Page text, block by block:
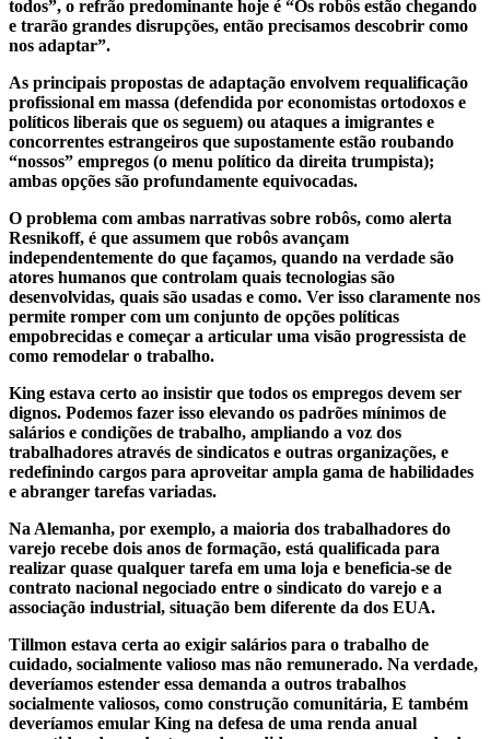
todos”, o refrão predominante hoje é “Os robôs estão chegando
e trarão grandes disrupções, então precisamos descobrir como
nos adaptar”.
As principais propostas de adaptação envolvem requalificação
profissional em massa (defendida por economistas ortodoxos e
políticos liberais que os seguem) ou ataques a imigrantes e
concorrentes estrangeiros que supostamente estão roubando
“nossos” empregos (o menu político da direita trumpista);
ambas opções são profundamente equivocadas.
O problema com ambas narrativas sobre robôs, como alerta
Resnikoff, é que assumem que robôs avançam
independentemente do que façamos, quando na verdade são
atores humanos que controlam quais tecnologias são
desenvolvidas, quais são usadas e como. Ver isso claramente nos
permite romper com um conjunto de opções políticas
empobrecidas e começar a articular uma visão progressista de
como remodelar o trabalho.
King estava certo ao insistir que todos os empregos devem ser
dignos. Podemos fazer isso elevando os padrões mínimos de
salários e condições de trabalho, ampliando a voz dos
trabalhadores através de sindicatos e outras organizações, e
redefinindo cargos para aproveitar ampla gama de habilidades
e abranger tarefas variadas.
Na Alemanha, por exemplo, a maioria dos trabalhadores do
varejo recebe dois anos de formação, está qualificada para
realizar quase qualquer tarefa em uma loja e beneficia-se de
contrato nacional negociado entre o sindicato do varejo e a
associação industrial, situação bem diferente da dos EUA.
Tillmon estava certa ao exigir salários para o trabalho de
cuidado, socialmente valioso mas não remunerado. Na verdade,
deveríamos estender essa demanda a outros trabalhos
socialmente valiosos, como construção comunitária, E também
deveríamos emular King na defesa de uma renda anual